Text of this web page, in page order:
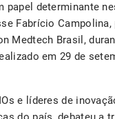
papel determinante
Fabrício
Medtech Brasil,
em 29 de
e líderes de